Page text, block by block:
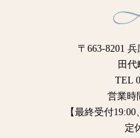
〒663-8201
田代
TEL
営業時
【最終受付
定